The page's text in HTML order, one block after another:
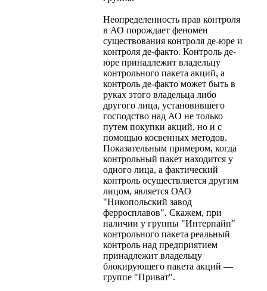
Неопределенность прав контроля
в АО порождает феномен
существования контроля де-юре и
контроля де-факто. Контроль де-
юре принадлежит владельцу
контрольного пакета акций, а
контроль де-факто может быть в
руках этого владельца либо
другого лица, установившего
господство над АО не только
путем покупки акций, но и с
помощью косвенных методов.
Показательным примером, когда
контрольный пакет находится у
одного лица, а фактический
контроль осуществляется другим
лицом, является ОАО
"Никопольский завод
ферросплавов". Скажем, при
наличии у группы "Интерпайп"
контрольного пакета реальный
контроль над предприятием
принадлежит владельцу
блокирующего пакета акций —
группе "Приват".